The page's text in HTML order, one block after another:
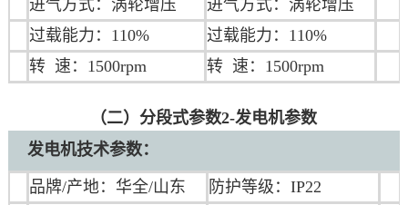
进气方式：涡轮增压
进气方式：涡轮增压
过载能力：110%
过载能力：110%
转 速：1500rpm
转 速：1500rpm
（二）分段式参数2-发电机参数
发电机技术参数：
品牌/产地：华全/山东 防护等级：IP22